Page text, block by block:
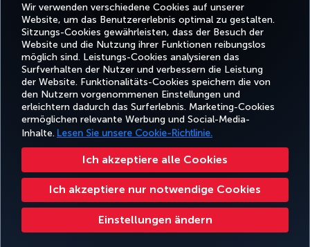
Wir verwenden verschiedene Cookies auf unserer
Website, um das Benutzererlebnis optimal zu gestalten.
Sitzungs-Cookies gewährleisten, dass der Besuch der
Website und die Nutzung ihrer Funktionen reibungslos
möglich sind. Leistungs-Cookies analysieren das
Surfverhalten der Nutzer und verbessern die Leistung
der Website. Funktionalitäts-Cookies speichern die von
den Nutzern vorgenommenen Einstellungen und
erleichtern dadurch das Surferlebnis. Marketing-Cookies
ermöglichen relevante Werbung und Social-Media-
Inhalte. Lesen Sie unsere Cookie-Richtlinie.
Ich akzeptiere alle Cookies
Ich akzeptiere nur notwendige Cookies
Einstellungen ändern
Facebook
TwitterInstagram
YouTubeLinkedInTikTokBlog
BUCHEN
UND
VERWALTEN
ERLEBNIS
ANGEBOTE
UND
REISEZIELE
HILFE
TURKISH
AIRLINES
Barrierefreiheit Impressum Datenschutz- und Cookie-Richtlinie Rechtliche Hinweise
Fluggastrechte Cookie-Einstellungen ändern Rechte betroffener Personen in der EU
Turkish Airlines Copyright © 1996–2026